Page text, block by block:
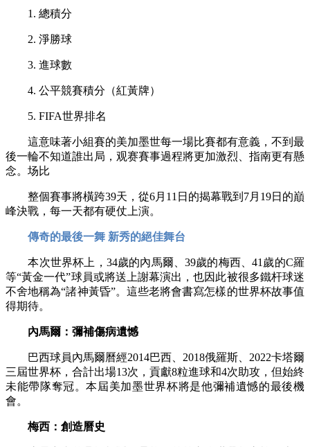
1. 總積分
2. 淨勝球
3. 進球數
4. 公平競賽積分（紅黃牌）
5. FIFA世界排名
這意味著小組賽的美加墨世每一場比賽都有意義，不到最
後一輪不知道誰出局，观赛賽事過程將更加激烈、指南更有懸
念。场比
整個賽事將橫跨39天，從6月11日的揭幕戰到7月19日的巔
峰決戰，每一天都有硬仗上演。
傳奇的最後一舞 新秀的絕佳舞台
本次世界杯上，34歲的內馬爾、39歲的梅西、41歲的C羅
等“黃金一代”球員或將送上謝幕演出，也因此被很多鐵杆球迷
不舍地稱為“諸神黃昏”。這些老將會書寫怎樣的世界杯故事值
得期待。
內馬爾：彌補傷病遺憾
巴西球員內馬爾曆經2014巴西、2018俄羅斯、2022卡塔爾
三屆世界杯，合計出場13次，貢獻8粒進球和4次助攻，但始終
未能帶隊奪冠。本屆美加墨世界杯將是他彌補遺憾的最後機
會。
梅西：創造曆史